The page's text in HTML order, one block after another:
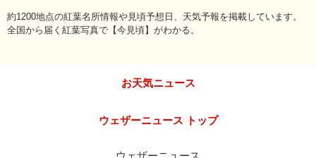
約1200地点の紅葉名所情報や見頃予想日、天気予報を掲載しています。
全国から届く紅葉写真で【今見頃】がわかる。
お天気ニュース
ウェザーニュース トップ
ウェザーニュース